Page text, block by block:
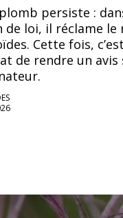
persiste :
loi, il réclame le
Cette fois,
de rendre un